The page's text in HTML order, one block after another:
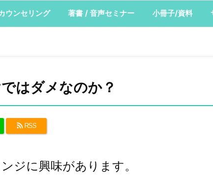
ウンセリング 著書 / 音声セミナー 小冊子/資料
はダメなのか？
RSS
ジに興味があります。